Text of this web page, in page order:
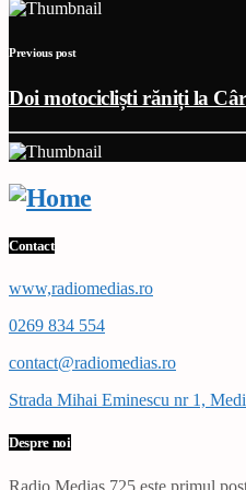
Previous post
Doi motocicliști răniți la
Contact
www,radiomedias.ro
0269 834 554
contact@radiomedias.ro
Strada Mihai Eminescu nr 1,
Despre noi
Radio Mediaș 725 este primul